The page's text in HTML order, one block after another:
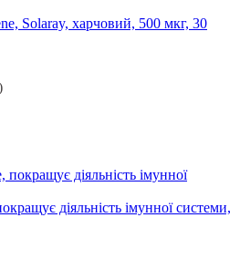
Solaray, харчовий, 500 мкг, 30
діяльність імунної системи,